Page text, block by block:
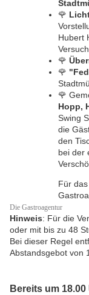
🌹
Hubert
🌹
🌹 "
🌹
Hopp,
Swing
die
den
bei der
Für das
Die Gastroagentur
Hinweis: Für die
oder mit bis zu 48
Bei dieser Regel
Abstandsgebot von
Bereits um